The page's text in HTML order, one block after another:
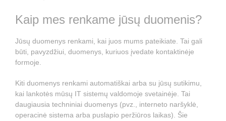
Kaip mes renkame jūsų duomenis?
Jūsų duomenys renkami, kai juos mums pateikiate. Tai gali
būti, pavyzdžiui, duomenys, kuriuos įvedate kontaktinėje
formoje.
Kiti duomenys renkami automatiškai arba su jūsų sutikimu,
kai lankotės mūsų IT sistemų valdomoje svetainėje. Tai
daugiausia techniniai duomenys (pvz., interneto naršyklė,
operacinė sistema arba puslapio peržiūros laikas). Šie